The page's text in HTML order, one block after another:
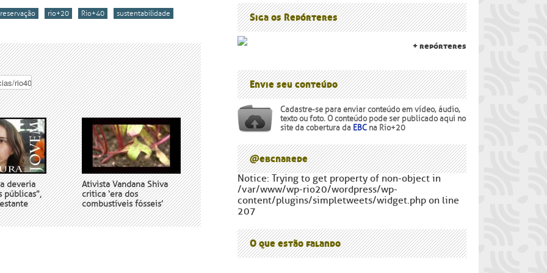
rio+20 Rio+40 sustentabilidade
deveria
públicas”,
Ativista Vandana Shiva
critica ‘era dos
combustíveis fósseis’
Blog do Planalto
Cúpula dos Povos
Siga os Repórteres
+ repórteres
Envie seu conteúdo
Cadastre-se para enviar conteúdo em vídeo, áudio,
texto ou foto. O conteúdo pode ser publicado aqui no
site da cobertura da EBC na Rio+20
@ebcnarede
Notice: Trying to get property of non-object in
/var/www/wp-rio20/wordpress/wp-
content/plugins/simpletweets/widget.php on line
207
O que estão falando